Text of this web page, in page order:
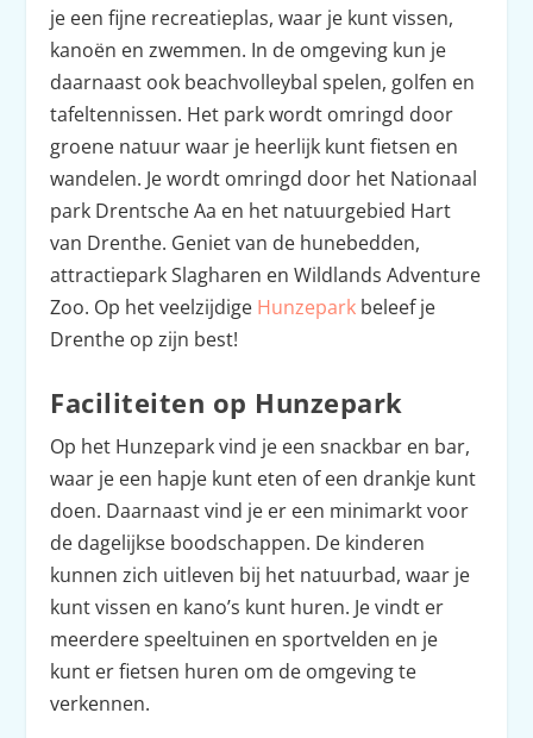
je een fijne recreatieplas, waar je kunt vissen,
kanoën en zwemmen. In de omgeving kun je
daarnaast ook beachvolleybal spelen, golfen en
tafeltennissen. Het park wordt omringd door
groene natuur waar je heerlijk kunt fietsen en
wandelen. Je wordt omringd door het Nationaal
park Drentsche Aa en het natuurgebied Hart
van Drenthe. Geniet van de hunebedden,
attractiepark Slagharen en Wildlands Adventure
Zoo. Op het veelzijdige Hunzepark beleef je
Drenthe op zijn best!
Faciliteiten op Hunzepark
Op het Hunzepark vind je een snackbar en bar,
waar je een hapje kunt eten of een drankje kunt
doen. Daarnaast vind je er een minimarkt voor
de dagelijkse boodschappen. De kinderen
kunnen zich uitleven bij het natuurbad, waar je
kunt vissen en kano’s kunt huren. Je vindt er
meerdere speeltuinen en sportvelden en je
kunt er fietsen huren om de omgeving te
verkennen.